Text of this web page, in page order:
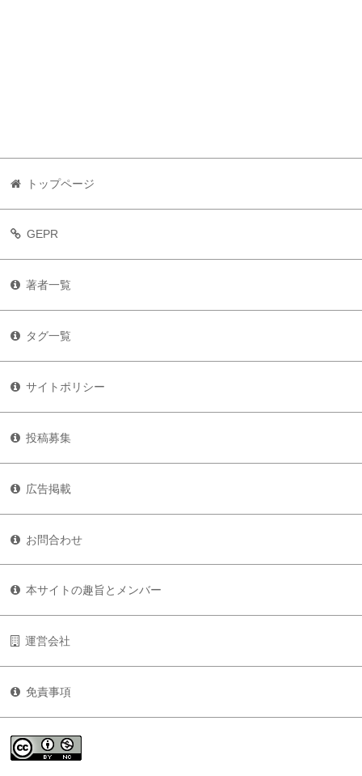
トップページ
GEPR
著者一覧
タグ一覧
サイトポリシー
投稿募集
広告掲載
お問合わせ
本サイトの趣旨とメンバー
運営会社
免責事項